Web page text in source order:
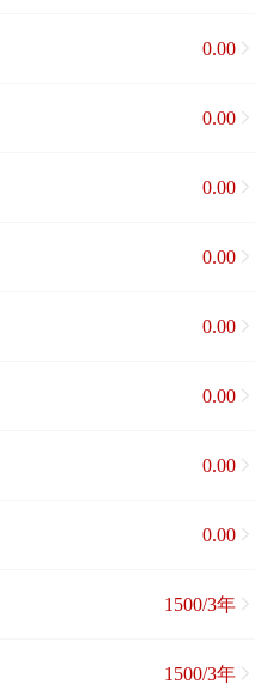
0.00
0.00
0.00
0.00
0.00
0.00
0.00
0.00
1500/3年
1500/3年